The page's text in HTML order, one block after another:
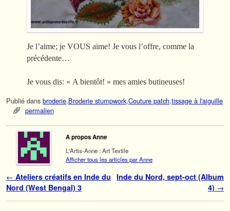
Je l’aime; je VOUS aime! Je vous l’offre, comme la
précédente…
Je vous dis: « A bientôt! » mes amies butineuses!
Publié dans broderie,Broderie stumpwork,Couture patch,tissage à l'aiguille
permalien
A propos Anne
L'Artis-Anne : Art Textile
Afficher tous les articles par Anne
Navigation des articles
← Ateliers créatifs en Inde du
Nord (West Bengal) 3
Inde du Nord, sept-oct (Album
4) →